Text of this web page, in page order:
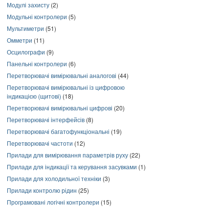
Модулі захисту (2)
Модульні контролери (5)
Мультиметри (51)
Омметри (11)
Осцилографи (9)
Панельні контролери (6)
Перетворювачі вимірювальні аналогові (44)
Перетворювачі вимірювальні із цифровою
індикацією (щитові) (18)
Перетворювачі вимірювальні цифрові (20)
Перетворювачі інтерфейсів (8)
Перетворювачі багатофункціональні (19)
Перетворювачі частоти (12)
Прилади для вимірювання параметрів руху (22)
Прилади для індикації та керування засувками (1)
Прилади для холодильної техніки (3)
Прилади контролю рідин (25)
Програмовані логічні контролери (15)